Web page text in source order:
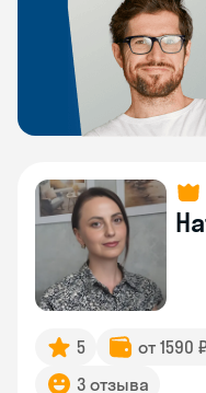
5 от 1590
3 отзыва